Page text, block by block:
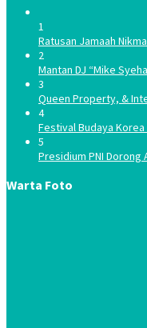
1
Ratusan Jamaah
2
Mantan DJ “Mike
3
Queen Property, &
4
Festival Budaya
5
Presidium PNI Dorong
Warta Foto